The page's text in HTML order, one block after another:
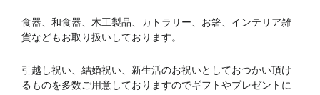
食器、和食器、木工製品、カトラリー、お箸、インテリア雑
貨などもお取り扱いしております。
引越し祝い、結婚祝い、新生活のお祝いとしておつかい頂け
るものを多数ご用意しておりますのでギフトやプレゼントに